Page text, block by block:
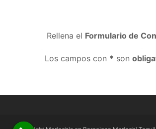
Rellena el Formulario de
Los campos con * son